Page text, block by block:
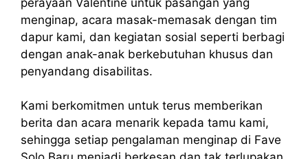
menginap, acara masak-memasak dengan tim
dapur kami, dan kegiatan sosial seperti berbagi
dengan anak-anak berkebutuhan khusus dan
penyandang disabilitas.
Kami berkomitmen untuk terus memberikan
berita dan acara menarik kepada tamu kami,
sehingga setiap pengalaman menginap di Fave